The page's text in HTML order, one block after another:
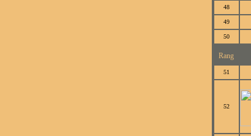
48
49
50
Rang
51
52